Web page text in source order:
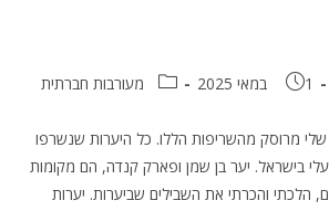
פורסם:1 במאי 2025 קטגוריה:מעורבות חברתית
מרוסק מהשריפות הללו. כל היערות שנשרפו
בישראל. יער בן שמן ופארק קנדה, הם מקומות
הלכתי והכרתי את השבילים שביערות. יערות